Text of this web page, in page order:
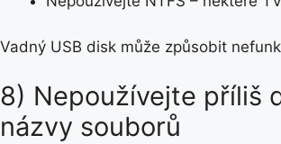
Vadný USB disk může způsobit
8) Nepoužívejte příliš
názvy souborů